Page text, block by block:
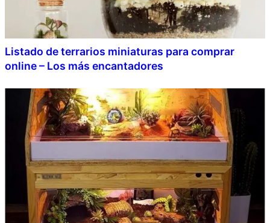
Listado de terrarios miniaturas para comprar
online – Los más encantadores